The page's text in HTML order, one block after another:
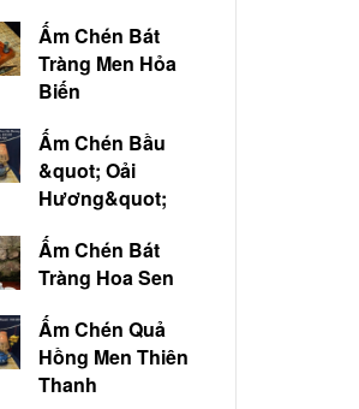
Ấm Chén Bát
Tràng Men Hỏa
Biến
Ấm Chén Bầu
&quot; Oải
Hương&quot;
Ấm Chén Bát
Tràng Hoa Sen
Ấm Chén Quả
Hồng Men Thiên
Thanh